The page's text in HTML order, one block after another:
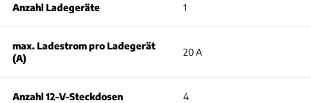
Anzahl Ladegeräte 1
max. Ladestrom pro Ladegerät
(A)
20 A
Anzahl 12-V-Steckdosen 4